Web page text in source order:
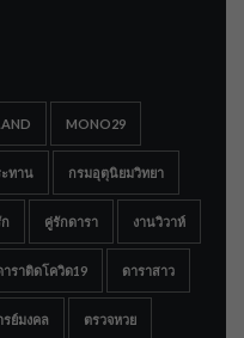
MONO29
ทาน กรมอุตุนิยมวิทยา
คู่รักดารา งานวิวาห์
าราติดโควิด19 ดาราสาว
รย์มงคล ตรวจหวย